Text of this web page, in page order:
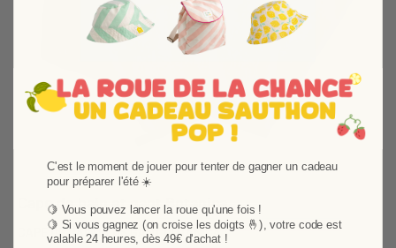
Cape de bain et gant Botanica
CAPE DE BAIN PLUS GANT BOTANICA :
C'est le moment de jouer pour tenter de gagner un cadeau
pour préparer l'été ☀️
🍋 Vous pouvez lancer la roue qu'une fois !
🍋 Si vous gagnez (on croise les doigts 🤞), votre code est
valable 24 heures, dès 49€ d'achat !